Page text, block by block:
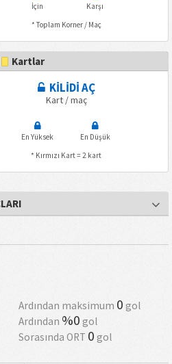
İçin
Karşı
* Toplam Korner / Maç
Kartlar
KİLİDİ AÇ
Kart / maç
En Yüksek
En Düşük
* Kırmızı Kart = 2 kart
Ardından maksimum 0 gol
Ardından %0 gol
Sorasında ORT 0 gol